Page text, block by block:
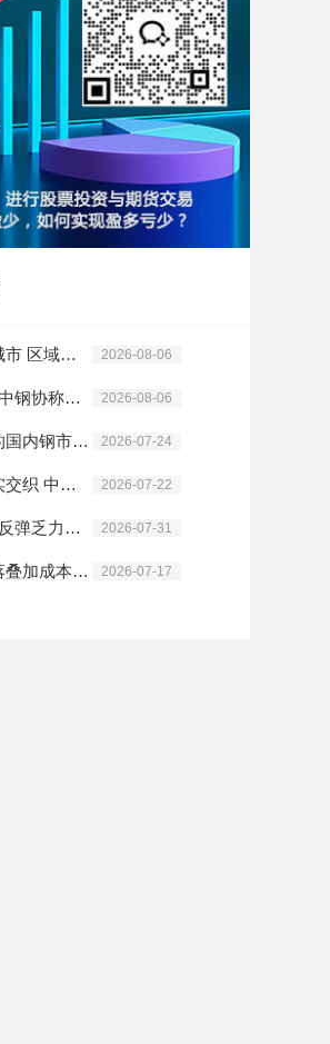
河南住建厅部署城市 区域钢铁需求迎来结构性机遇 2026-08-06
PriceSeek提醒：中钢协称铁矿石产业链利益分配失衡 2026-08-06
全球产量反弹下的国内钢市：出口承压与结构突围 2026-07-24
德国钢铁复苏虚实交织 中国钢铁出口短期受阻 2026-07-22
生意社：7月铁矿反弹乏力承压震荡 8月延续 2026-07-31
生意社：发运回落叠加成本反弹 铁矿石低位震荡偏强 2026-07-17